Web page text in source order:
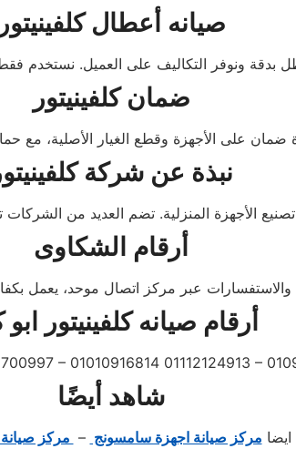
صيانه أعطال كلفينيتور
ضمان كلفينيتور
نبذة عن شركة
أرقام الشكاوى
أرقام صيانه كلفينيتور ابو
– 01010916814 01112124913 –
شاهد أيضًا
ايضا مركز صيانة اجهزة سامسونج – مركز صيانة